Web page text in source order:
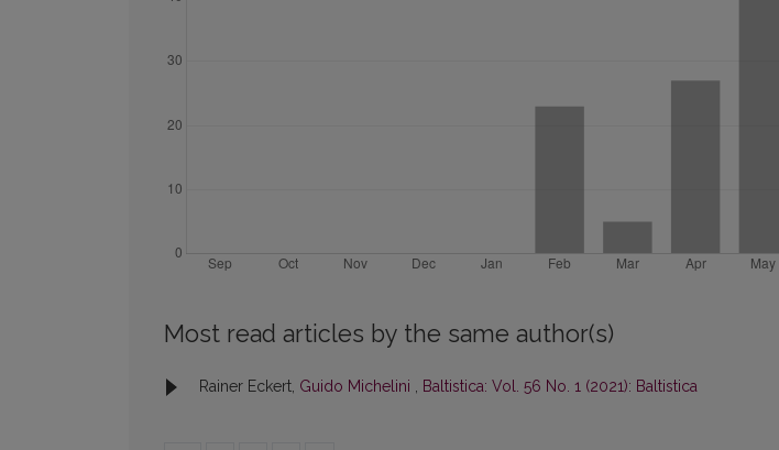
Most read articles by the same author(s)
Rainer Eckert, Guido Michelini , Baltistica: Vol. 56 No. 1 (2021): Baltistica